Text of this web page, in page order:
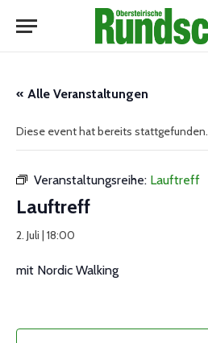
« Alle Veranstaltungen
Diese event hat bereits stattgefunden.
Veranstaltungsreihe: Lauftreff
Lauftreff
2. Juli | 18:00
mit Nordic Walking